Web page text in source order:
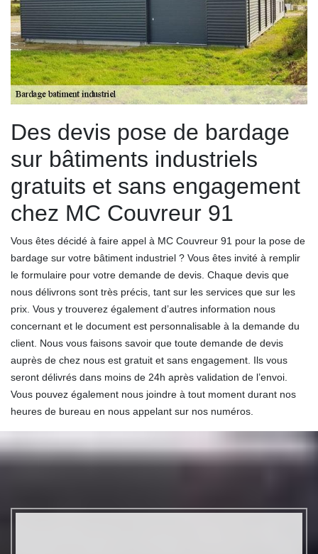
Des devis pose de bardage
sur bâtiments industriels
gratuits et sans engagement
chez MC Couvreur 91
Vous êtes décidé à faire appel à MC Couvreur 91 pour la pose de
bardage sur votre bâtiment industriel ? Vous êtes invité à remplir
le formulaire pour votre demande de devis. Chaque devis que
nous délivrons sont très précis, tant sur les services que sur les
prix. Vous y trouverez également d’autres information nous
concernant et le document est personnalisable à la demande du
client. Nous vous faisons savoir que toute demande de devis
auprès de chez nous est gratuit et sans engagement. Ils vous
seront délivrés dans moins de 24h après validation de l’envoi.
Vous pouvez également nous joindre à tout moment durant nos
heures de bureau en nous appelant sur nos numéros.